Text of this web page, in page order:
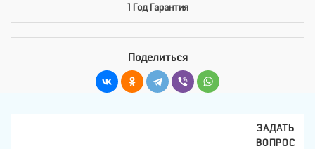
1 Год Гарантия
Поделиться
ЗАДАТЬ
ВОПРОС